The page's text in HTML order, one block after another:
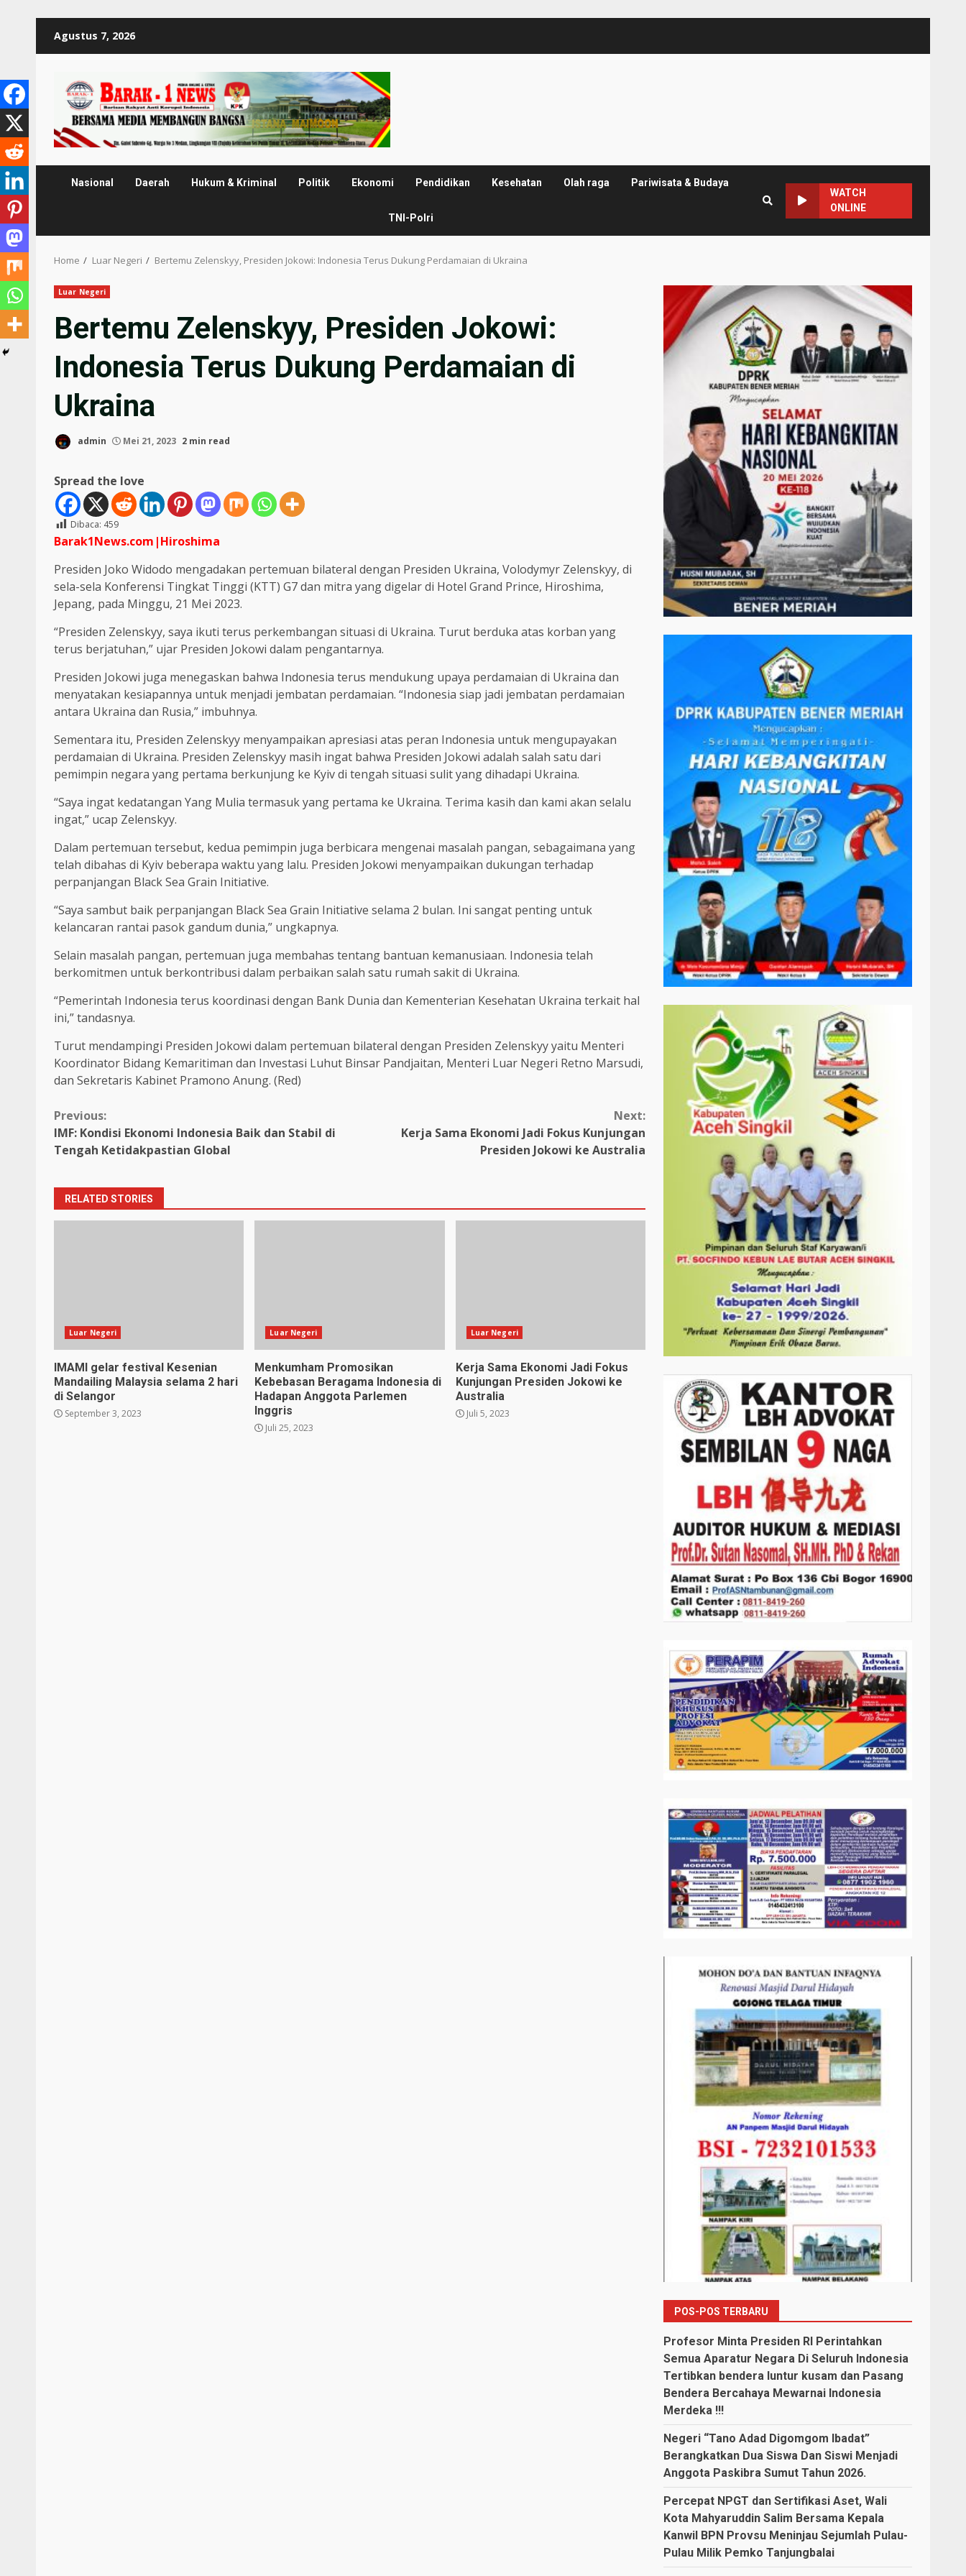
Agustus 7, 2026
Nasional Daerah Hukum & Kriminal Politik Ekonomi Pendidikan Kesehatan Olah raga Pariwisata & Budaya
TNI-Polri
WATCH
ONLINE
Home Luar Negeri Bertemu Zelenskyy, Presiden Jokowi: Indonesia Terus Dukung Perdamaian di Ukraina
Luar Negeri
Bertemu Zelenskyy, Presiden Jokowi:
Indonesia Terus Dukung Perdamaian di
Ukraina
admin Mei 21, 2023 2 min read
Spread the love
Dibaca: 459
Barak1News.com|Hiroshima
Presiden Joko Widodo mengadakan pertemuan bilateral dengan Presiden Ukraina, Volodymyr Zelenskyy, di
sela-sela Konferensi Tingkat Tinggi (KTT) G7 dan mitra yang digelar di Hotel Grand Prince, Hiroshima,
Jepang, pada Minggu, 21 Mei 2023.
“Presiden Zelenskyy, saya ikuti terus perkembangan situasi di Ukraina. Turut berduka atas korban yang
terus berjatuhan,” ujar Presiden Jokowi dalam pengantarnya.
Presiden Jokowi juga menegaskan bahwa Indonesia terus mendukung upaya perdamaian di Ukraina dan
menyatakan kesiapannya untuk menjadi jembatan perdamaian. “Indonesia siap jadi jembatan perdamaian
antara Ukraina dan Rusia,” imbuhnya.
Sementara itu, Presiden Zelenskyy menyampaikan apresiasi atas peran Indonesia untuk mengupayakan
perdamaian di Ukraina. Presiden Zelenskyy masih ingat bahwa Presiden Jokowi adalah salah satu dari
pemimpin negara yang pertama berkunjung ke Kyiv di tengah situasi sulit yang dihadapi Ukraina.
“Saya ingat kedatangan Yang Mulia termasuk yang pertama ke Ukraina. Terima kasih dan kami akan selalu
ingat,” ucap Zelenskyy.
Dalam pertemuan tersebut, kedua pemimpin juga berbicara mengenai masalah pangan, sebagaimana yang
telah dibahas di Kyiv beberapa waktu yang lalu. Presiden Jokowi menyampaikan dukungan terhadap
perpanjangan Black Sea Grain Initiative.
“Saya sambut baik perpanjangan Black Sea Grain Initiative selama 2 bulan. Ini sangat penting untuk
kelancaran rantai pasok gandum dunia,” ungkapnya.
Selain masalah pangan, pertemuan juga membahas tentang bantuan kemanusiaan. Indonesia telah
berkomitmen untuk berkontribusi dalam perbaikan salah satu rumah sakit di Ukraina.
“Pemerintah Indonesia terus koordinasi dengan Bank Dunia dan Kementerian Kesehatan Ukraina terkait hal
ini,” tandasnya.
Turut mendampingi Presiden Jokowi dalam pertemuan bilateral dengan Presiden Zelenskyy yaitu Menteri
Koordinator Bidang Kemaritiman dan Investasi Luhut Binsar Pandjaitan, Menteri Luar Negeri Retno Marsudi,
dan Sekretaris Kabinet Pramono Anung. (Red)
Continue
Reading
Previous:
IMF: Kondisi Ekonomi Indonesia Baik dan Stabil di
Tengah Ketidakpastian Global
Next:
Kerja Sama Ekonomi Jadi Fokus Kunjungan
Presiden Jokowi ke Australia
RELATED STORIES
Luar Negeri
IMAMI gelar festival Kesenian
Mandailing Malaysia selama 2 hari
di Selangor
September 3, 2023
Luar Negeri
Menkumham Promosikan
Kebebasan Beragama Indonesia di
Hadapan Anggota Parlemen
Inggris
Juli 25, 2023
Luar Negeri
Kerja Sama Ekonomi Jadi Fokus
Kunjungan Presiden Jokowi ke
Australia
Juli 5, 2023
POS-POS TERBARU
Profesor Minta Presiden RI Perintahkan
Semua Aparatur Negara Di Seluruh Indonesia
Tertibkan bendera luntur kusam dan Pasang
Bendera Bercahaya Mewarnai Indonesia
Merdeka !!!
Negeri “Tano Adad Digomgom Ibadat”
Berangkatkan Dua Siswa Dan Siswi Menjadi
Anggota Paskibra Sumut Tahun 2026.
Percepat NPGT dan Sertifikasi Aset, Wali
Kota Mahyaruddin Salim Bersama Kepala
Kanwil BPN Provsu Meninjau Sejumlah Pulau-
Pulau Milik Pemko Tanjungbalai